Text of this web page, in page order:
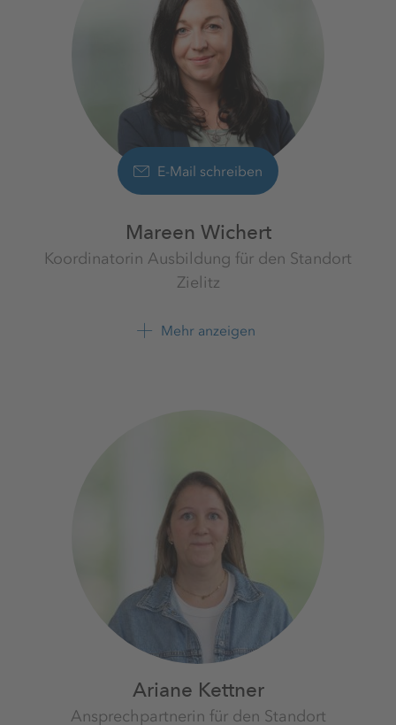
E-Mail schreiben
Mareen Wichert
Koordinatorin Ausbildung für den Standort
Zielitz
K+S Minerals and Agriculture
Mehr anzeigen
Ariane Kettner
Ansprechpartnerin für den Standort